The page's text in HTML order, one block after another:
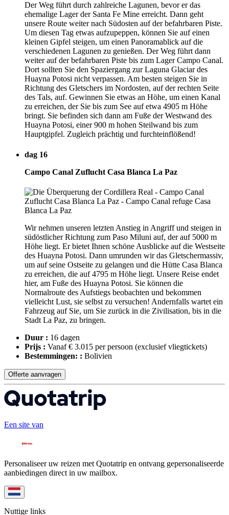
Der Weg führt durch zahlreiche Lagunen, bevor er das
ehemalige Lager der Santa Fe Mine erreicht. Dann geht
unsere Route weiter nach Südosten auf der befahrbaren Piste.
Um diesen Tag etwas aufzupeppen, können Sie auf einen
kleinen Gipfel steigen, um einen Panoramablick auf die
verschiedenen Lagunen zu genießen. Der Weg führt dann
weiter auf der befahrbaren Piste bis zum Lager Campo Canal.
Dort sollten Sie den Spaziergang zur Laguna Glaciar des
Huayna Potosi nicht verpassen. Am besten steigen Sie in
Richtung des Gletschers im Nordosten, auf der rechten Seite
des Tals, auf. Gewinnen Sie etwas an Höhe, um einen Kanal
zu erreichen, der Sie bis zum See auf etwa 4905 m Höhe
bringt. Sie befinden sich dann am Fuße der Westwand des
Huayna Potosi, einer 900 m hohen Steilwand bis zum
Hauptgipfel. Zugleich prächtig und furchteinflößend!
dag 16
Campo Canal Zuflucht Casa Blanca La Paz
Wir nehmen unseren letzten Anstieg in Angriff und steigen in
südöstlicher Richtung zum Paso Miluni auf, der auf 5000 m
Höhe liegt. Er bietet Ihnen schöne Ausblicke auf die Westseite
des Huayna Potosi. Dann umrunden wir das Gletschermassiv,
um auf seine Ostseite zu gelangen und die Hütte Casa Blanca
zu erreichen, die auf 4795 m Höhe liegt. Unsere Reise endet
hier, am Fuße des Huayna Potosi. Sie können die
Normalroute des Aufstiegs beobachten und bekommen
vielleicht Lust, sie selbst zu versuchen! Andernfalls wartet ein
Fahrzeug auf Sie, um Sie zurück in die Zivilisation, bis in die
Stadt La Paz, zu bringen.
Duur : 16 dagen
Prijs : Vanaf € 3.015 per persoon (exclusief vliegtickets)
Bestemmingen: : Bolivien
Offerte aanvragen
Een site van
Personaliseer uw reizen met Quotatrip en ontvang gepersonaliseerde
aanbiedingen direct in uw mailbox.
Nuttige links